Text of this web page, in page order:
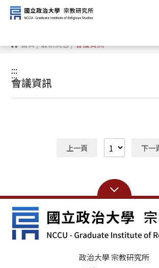
跳
到
主
容 首頁/最新消息/會議資訊
:::
:::
會議資訊
上一頁 下一
政治大學 宗教研究所